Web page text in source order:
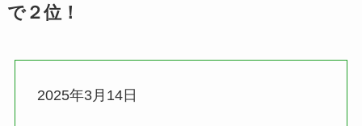
で２位！
2025年3月14日